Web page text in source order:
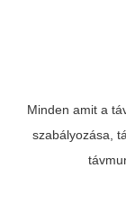
Minden amit a
szabályozása,